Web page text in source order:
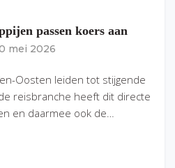
passen koers aan
mei 2026
Oosten leiden tot stijgende
reisbranche heeft dit directe
en daarmee ook de…